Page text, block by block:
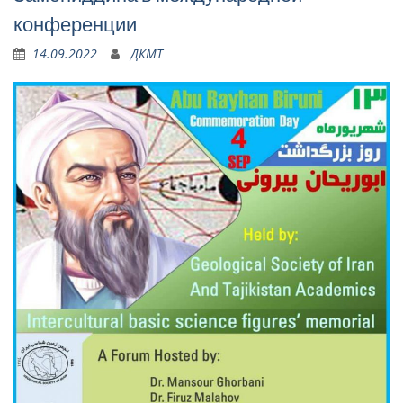
конференции
14.09.2022 ДКМТ